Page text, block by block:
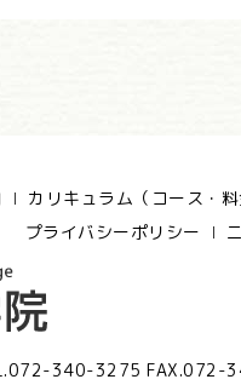
カリキュラム（コース・料
プライバシーポリシー
340-3275 FAX.072-